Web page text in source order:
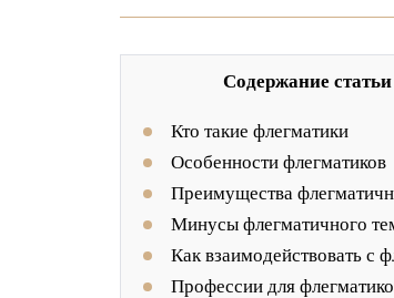
Содержание статьи
Кто такие флегматики
Особенности флегматиков
Преимущества
Минусы флегматичного
Как взаимодействовать с
Профессии для